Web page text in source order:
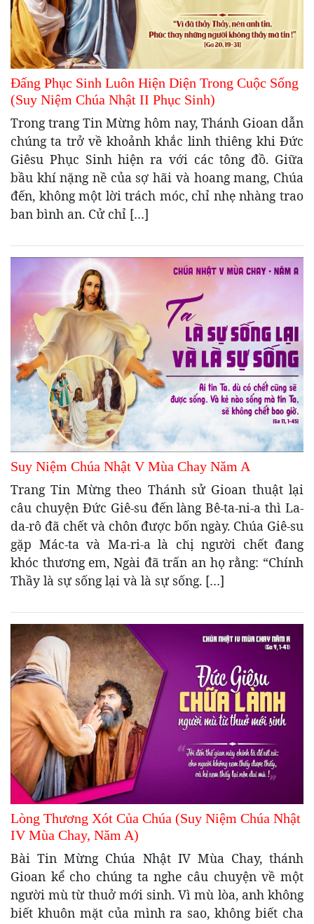
Đấng Phục Sinh Luôn Hiện Diện Trong Cuộc Sống
(Suy Niệm Chúa Nhật II Phục Sinh)
Trong trang Tin Mừng hôm nay, Thánh Gioan dẫn
chúng ta trở về khoảnh khắc linh thiêng khi Đức
Giêsu Phục Sinh hiện ra với các tông đồ. Giữa
bầu khí nặng nề của sợ hãi và hoang mang, Chúa
đến, không một lời trách móc, chỉ nhẹ nhàng trao
ban bình an. Cử chỉ […]
Suy Niệm Chúa Nhật V Mùa Chay Năm A
Trang Tin Mừng theo Thánh sử Gioan thuật lại
câu chuyện Đức Giê-su đến làng Bê-ta-ni-a thì La-
da-rô đã chết và chôn được bốn ngày. Chúa Giê-su
gặp Mác-ta và Ma-ri-a là chị người chết đang
khóc thương em, Ngài đã trấn an họ rằng: “Chính
Thầy là sự sống lại và là sự sống. […]
Lòng Thương Xót Của Chúa (Suy Niệm Chúa Nhật
IV Mùa Chay, Năm A)
Bài Tin Mừng Chúa Nhật IV Mùa Chay, thánh
Gioan kể cho chúng ta nghe câu chuyện về một
người mù từ thuở mới sinh. Vì mù lòa, anh không
biết khuôn mặt của mình ra sao, không biết cha